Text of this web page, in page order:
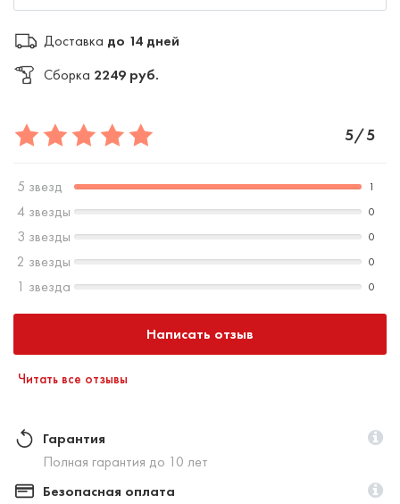
Доставка до 14 дней
Сборка 2249 руб.
5/5
5 звезд 1
4 звезды 0
3 звезды 0
2 звезды 0
1 звезда 0
Написать отзыв
Читать все отзывы
Гарантия
Полная гарантия до 10 лет
Безопасная оплата